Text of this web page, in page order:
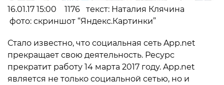
16.01.17 15:00 1176 текст: Наталия Клячина
фото: скриншот “Яндекс.Картинки”
Стало известно, что социальная сеть App.net
прекращает свою деятельность. Ресурс
прекратит работу 14 марта 2017 году. App.net
является не только социальной сетью, но и